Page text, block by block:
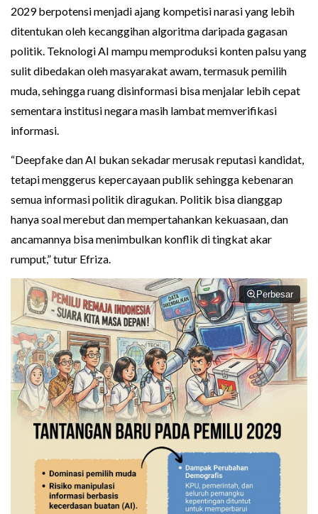
2029 berpotensi menjadi ajang kompetisi narasi yang lebih
ditentukan oleh kecanggihan algoritma daripada gagasan
politik. Teknologi AI mampu memproduksi konten palsu yang
sulit dibedakan oleh masyarakat awam, termasuk pemilih
muda, sehingga ruang disinformasi bisa menjalar lebih cepat
sementara institusi negara masih lambat memverifikasi
informasi.
“Deepfake dan AI bukan sekadar merusak reputasi kandidat,
tetapi menggerus kepercayaan publik sehingga kebenaran
semua informasi politik diragukan. Politik bisa dianggap
hanya soal merebut dan mempertahankan kekuasaan, dan
ancamannya bisa menimbulkan konflik di tingkat akar
rumput,” tutur Efriza.
Perbesar